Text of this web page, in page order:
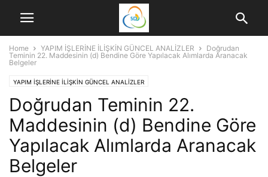
Home YAPIM İŞLERİNE İLİŞKİN GÜNCEL ANALİZLER
Doğrudan
Teminin 22. Maddesinin (d) Bendine Göre Yapılacak Alımlarda Aranacak
Belgeler
YAPIM İŞLERİNE İLİŞKİN GÜNCEL ANALİZLER
Doğrudan Teminin 22.
Maddesinin (d) Bendine Göre
Yapılacak Alımlarda Aranacak
Belgeler